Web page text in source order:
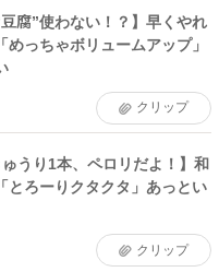
豆腐”使わない！？】早くやれ
っちゃボリュームアップ」
クリップ
ゅうり1本、ペロリだよ！】和
とろーりクタクタ」あっとい
クリップ